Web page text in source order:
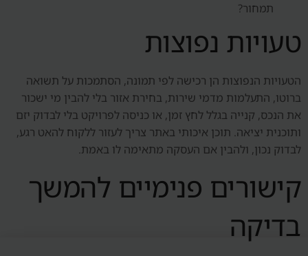
תמחור?
טעויות נפוצות
הטעויות הנפוצות הן רכישה לפי תמונה, הסתמכות על תשואה
ברוטו, התעלמות מדמי שירות, בחירת אזור בלי להבין מי ישכור
את הנכס, קנייה בגלל לחץ זמן, או כניסה לפרויקט בלי לבדוק יזם
ותוכנית יציאה. תוכן איכותי באתר צריך לעזור ללקוח להאט רגע,
לבדוק נכון, ולהבין אם העסקה מתאימה לו באמת.
קישורים פנימיים להמשך
בדיקה